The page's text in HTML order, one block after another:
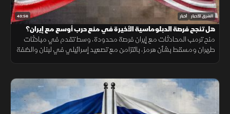
43:56 الشرق للأخبار أخبار
هل تنجح فرصة الدبلوماسية الأخيرة في منع حرب أوسع مع إيران؟
منح ترمب المحادثات مع إيران فرصة محدودة، وسط تقدم في مباحثات
طهران ومسقط بشأن هرمز، بالتزامن مع تصعيد إسرائيلي في لبنان والضفة